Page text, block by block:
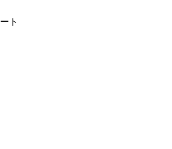
ト